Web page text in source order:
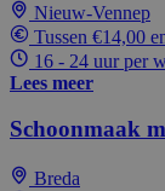
Nieuw-Vennep
Tussen €14,00
16 - 24 uur per
Lees meer
Schoonmaak
Breda